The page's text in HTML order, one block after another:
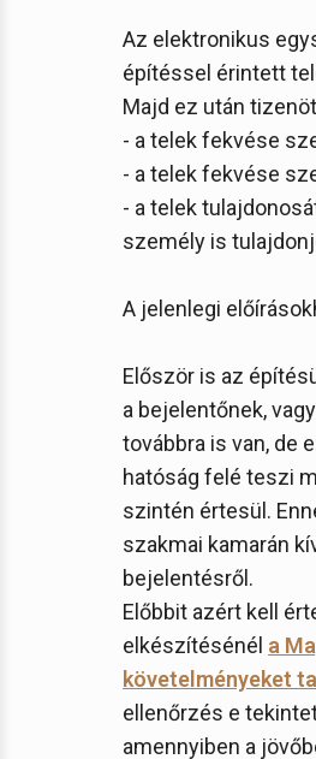
Az elektronikus
építéssel érintett
Majd ez után
- a telek fekvése
- a telek fekvése
- a telek
személy is
A jelenlegi
Először is az
a bejelentőnek,
továbbra is van, de
hatóság felé teszi
szintén értesül.
szakmai kamarán
bejelentésről.
Előbbit azért kell
elkészítésénél a
követelményeket
ellenőrzés e
amennyiben a